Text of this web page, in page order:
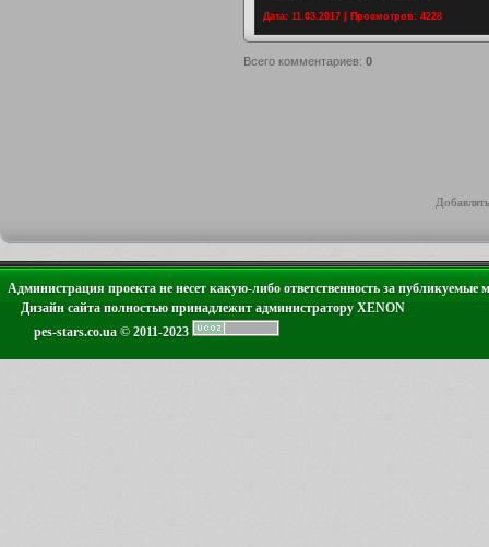
Дата: 11.03.2017 | Просмотров: 4228
Всего комментариев: 0
Администрация проекта не несет какую-либо ответственность за публикуемые
Дизайн сайта полностью принадлежит администратору XENON
pes-stars.co.ua © 2011-2023